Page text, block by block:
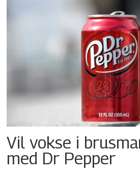
Vil vokse i
med Dr Pepper